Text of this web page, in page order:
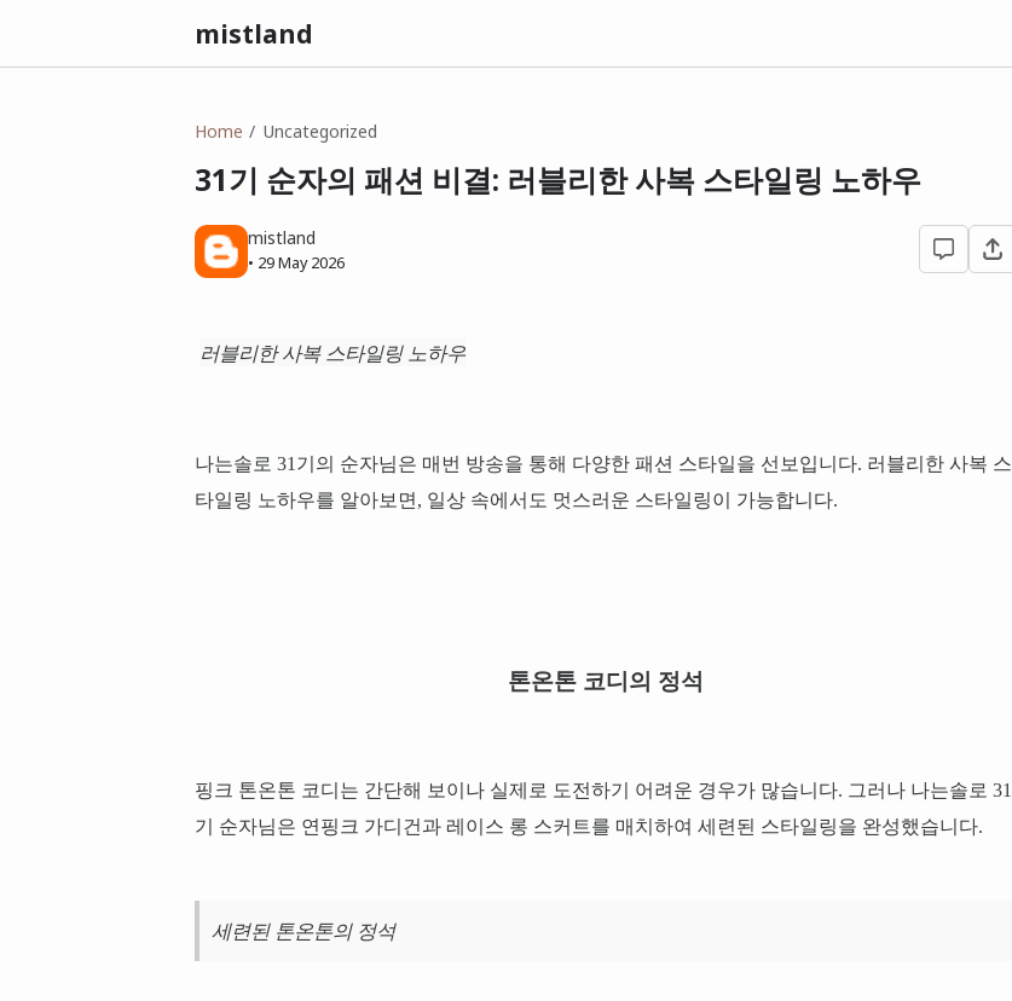
mistland
Home Uncategorized
31기 순자의 패션 비결: 러블리한 사복 스타일링 노하우
mistland
• 29 May 2026
러블리한 사복 스타일링 노하우
나는솔로 31기의 순자님은 매번 방송을 통해 다양한 패션 스타일을 선보입니다. 러블리한 사복 스
타일링 노하우를 알아보면, 일상 속에서도 멋스러운 스타일링이 가능합니다.
톤온톤 코디의 정석
핑크 톤온톤 코디는 간단해 보이나 실제로 도전하기 어려운 경우가 많습니다. 그러나 나는솔로 31
기 순자님은 연핑크 가디건과 레이스 롱 스커트를 매치하여 세련된 스타일링을 완성했습니다.
세련된 톤온톤의 정석